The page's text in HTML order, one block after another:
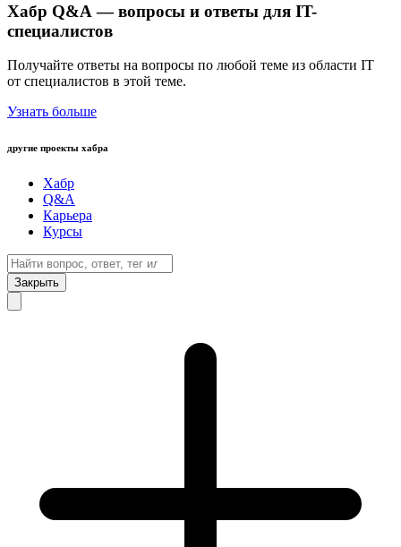
Хабр Q&A — вопросы и ответы для IT-
специалистов
Получайте ответы на вопросы по любой теме из области IT
от специалистов в этой теме.
Узнать больше
другие проекты хабра
Хабр
Q&A
Карьера
Курсы
Закрыть